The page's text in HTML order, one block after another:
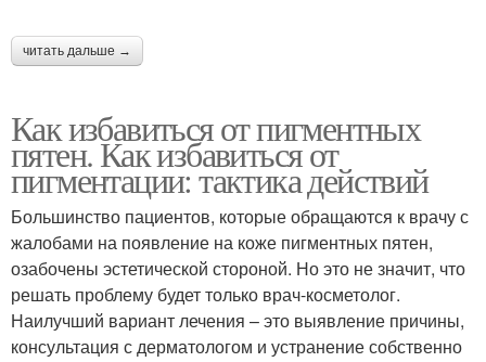
читать дальше →
Как избавиться от пигментных
пятен. Как избавиться от
пигментации: тактика действий
Большинство пациентов, которые обращаются к врачу с
жалобами на появление на коже пигментных пятен,
озабочены эстетической стороной. Но это не значит, что
решать проблему будет только врач-косметолог.
Наилучший вариант лечения – это выявление причины,
консультация с дерматологом и устранение собственно